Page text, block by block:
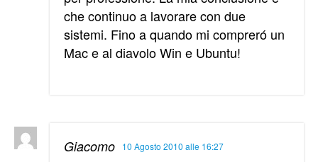
che continuo a lavorare con due
sistemi. Fino a quando mi compreró un
Mac e al diavolo Win e Ubuntu!
Giacomo 10 Agosto 2010 alle 16:27